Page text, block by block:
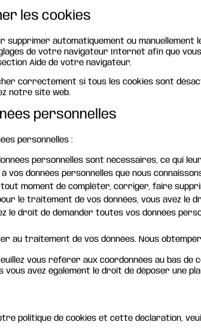
les cookies
automatiquement ou manuellement
de votre navigateur Internet afin que
Aide de votre navigateur.
correctement si tous les cookies sont
notre site web.
personnelles
personnelles :
personnelles sont nécessaires, ce qui
vos données personnelles que nous
moment de compléter, corriger, faire
le traitement de vos données, vous avez
le droit de demander toutes vos données
au traitement de vos données. Nous
vous référer aux coordonnées au bas
avez également le droit de déposer une
politique de cookies et cette déclaration,